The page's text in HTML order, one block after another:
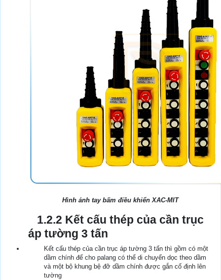
Hình ảnh tay bấm điều khiển XAC-MIT
1.2.2 Kết cấu thép của cần trục
áp tường 3 tấn
Kết cấu thép của cần trục áp tường 3 tấn thì gồm có một
dầm chính để cho palang có thể di chuyển dọc theo dầm
và một bộ khung bệ đỡ dầm chính được gắn cố định lên
tường